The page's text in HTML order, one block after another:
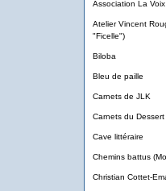
Association La
Atelier Vincent
"Ficelle")
Biloba
Bleu de paille
Carnets de JLK
Carnets du
Cave littéraire
Chemins battus
Christian Cottet-